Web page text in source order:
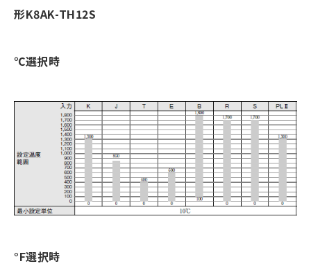
形K8AK-TH12S
℃選択時
°F選択時